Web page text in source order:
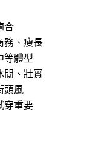
合
務、瘦長
等體型
閒、壯實
頭風
穿重要